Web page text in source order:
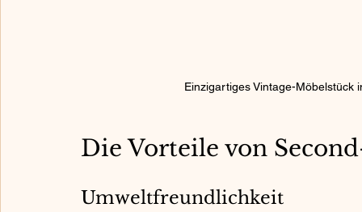
Einzigartiges Vintage-Möbelstück
Die Vorteile von
Umweltfreundlichkeit